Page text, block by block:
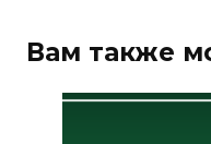
Вам также